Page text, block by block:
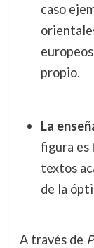
caso
propio.
La
figura es
textos
de la
A través de